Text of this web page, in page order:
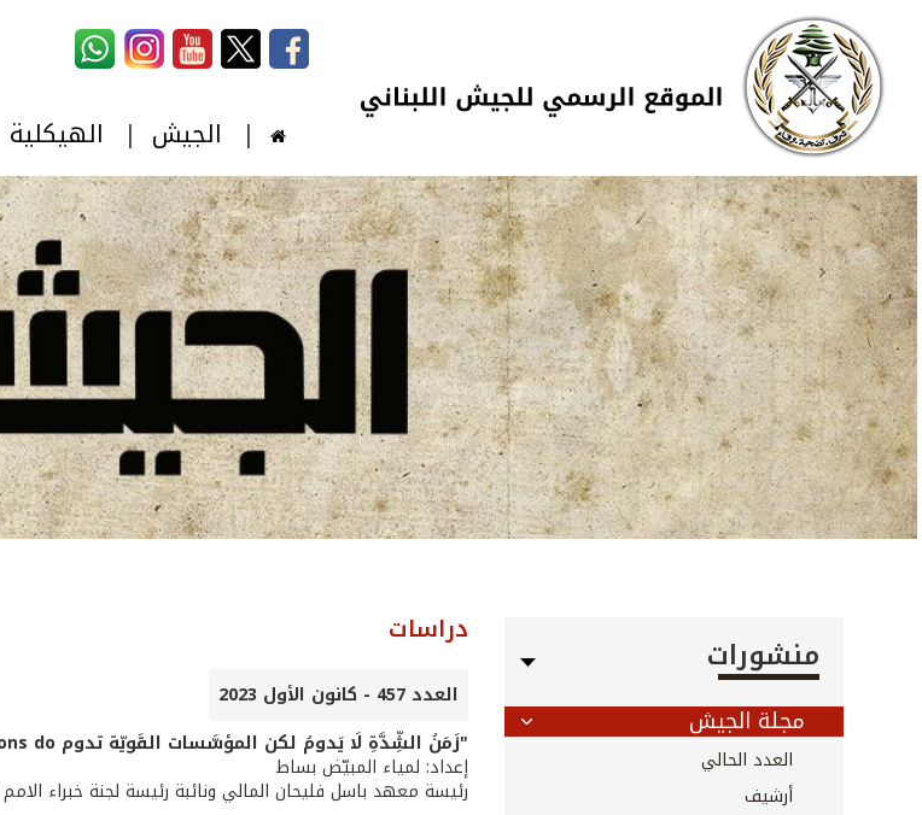
تجاوز إلى المحتوى الرئيسي
Skip to navigation
الجيش الهيكلية
منشورات
مجلة الجيش
العدد الحالي
أرشيف
دراسات
العدد 457 - كانون الأول 2023
"زَمَنُ الشِّدَّةِ لَا يَدومُ لكن المؤسَّسات القَويّة تدوم Tough times never last. Tough institutions do
إعداد: لمياء المبيّض بساط
رئيسة معهد باسل فليحان المالي ونائبة رئيسة لجنة خبراء